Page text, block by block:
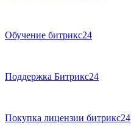
Обучение битрикс24
Поддержка Битрикс24
Покупка лицензии битрикс24